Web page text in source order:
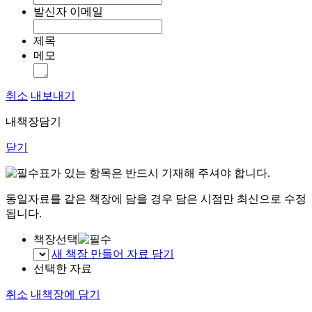
발신자 이메일
제목
메모
취소 내보내기
내책장담기
닫기
표가 있는 항목은 반드시 기재해 주셔야 합니다.
동일자료를 같은 책장에 담을 경우 담은 시점만 최신으로 수정
됩니다.
책장선택
새 책장 만들어 자료 담기
선택한 자료
취소 내책장에 담기